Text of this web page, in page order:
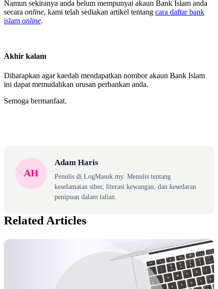
Namun sekiranya anda belum mempunyai akaun Bank Islam anda
secara online, kami telah sediakan artikel tentang cara daftar bank
islam online.
Akhir kalam
Diharapkan agar kaedah mendapatkan nombor akaun Bank Islam
ini dapat memudahkan urusan perbankan anda.
Semoga bermanfaat.
AH
Adam Haris
Penulis di LogMasuk.my. Menulis tentang
keselamatan siber, literasi kewangan, dan kesedaran
penipuan dalam talian.
Related Articles